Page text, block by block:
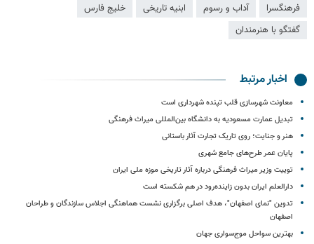
فرهنگسرا
آداب و رسوم ابنیه تاریخی
خلیج فارس
گفتگو با هنرمندان
اخبار مرتبط
معاونت شهرسازی قلب تپنده شهرداری است
تبدیل عمارت مسعودیه به دانشگاه بین‌المللی میراث‌ فرهنگی
هنر و جنایت؛ روی تاریک تجارت آثار باستانی
پایان عمر طرح‌های جامع شهری
توییت وزیر میراث فرهنگی درباره آثار تاریخی موزه‌ ملی ایران
دارالعلم ایران بدون زاینده‌رود در هم شکسته است
تدوین "نمای اصفهان"، هدف اصلی برگزاری نشست هماهنگی اجلاس سازندگان و طراحان
اصفهان
بهترین سواحل موج‌سواری جهان